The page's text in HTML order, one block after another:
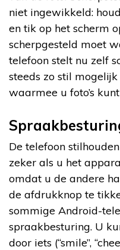
niet ingewikkeld:
en tik op het scherm
scherpgesteld moet
telefoon stelt nu zelf
steeds zo stil
waarmee u foto’s
De telefoon
zeker als u het
omdat u de andere
de afdrukknop te
sommige Android-
spraakbesturing. U
door iets (“smile”,